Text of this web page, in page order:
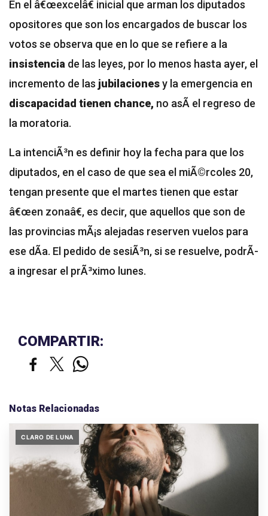
En el â€œexcelâ€ inicial que arman los diputados
opositores que son los encargados de buscar los
votos se observa que en lo que se refiere a la
insistencia de las leyes, por lo menos hasta ayer, el
incremento de las jubilacionesy la emergencia en
discapacidad tienen chance, no asÃ­ el regreso de
la moratoria.
La intenciÃ³n es definir hoy la fecha para que los
diputados, en el caso de que sea el miÃ©rcoles 20,
tengan presente que el martes tienen que estar
â€œen zonaâ€, es decir, que aquellos que son de
las provincias mÃ¡s alejadas reserven vuelos para
ese dÃ­a. El pedido de sesiÃ³n, si se resuelve, podrÃ­
a ingresar el prÃ³ximo lunes.
COMPARTIR:
Notas Relacionadas
CLARO DE LUNA